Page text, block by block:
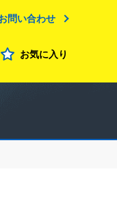
問い合わせ
お気に入り